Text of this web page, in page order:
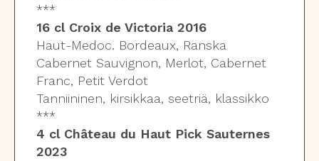
***
16 cl Croix de Victoria 2016
Haut-Medoc. Bordeaux, Ranska
Cabernet Sauvignon, Merlot, Cabernet
Franc, Petit Verdot
Tanniininen, kirsikkaa, seetriä, klassikko
***
4 cl Château du Haut Pick Sauternes
2023